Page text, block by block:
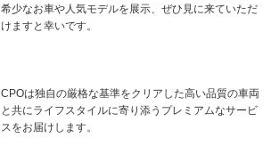
希少なお車や人気モデルを展示、ぜひ見に来ていただ
けますと幸いです。
CPOは独自の厳格な基準をクリアした高い品質の車両
と共にライフスタイルに寄り添うプレミアムなサービ
スをお届けします。